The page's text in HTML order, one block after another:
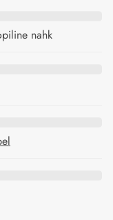
nahk